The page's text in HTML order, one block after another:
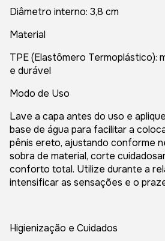
Diâmetro interno: 3,8 cm
Material
TPE (Elastômero Termoplástico):
e durável
Modo de Uso
Lave a capa antes do uso e
base de água para facilitar a
pênis ereto, ajustando conforme
sobra de material, corte
conforto total. Utilize durante a
intensificar as sensações e o
Higienização e Cuidados